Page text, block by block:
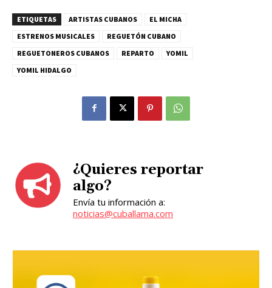
ETIQUETAS ARTISTAS CUBANOS
EL MICHA
ESTRENOS MUSICALES
REGUETÓN CUBANO
REGUETONEROS CUBANOS
REPARTO
YOMIL
YOMIL HIDALGO
¿Quieres reportar
algo?
Envía tu información a:
noticias@cuballama.com